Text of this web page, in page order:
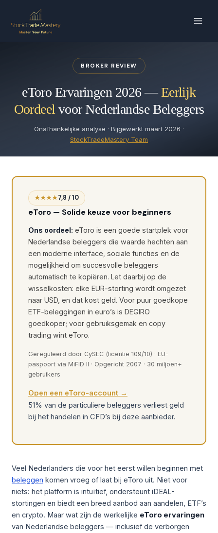
inhoud
BROKER REVIEW
eToro Ervaringen 2026 —Eerlijk
Oordeel voor Nederlandse Beleggers
Onafhankelijke analyse · Bijgewerkt maart 2026 ·
StockTradeMastery Team
★★★★7,8 / 10
eToro — Solide keuze voor beginners
Ons oordeel: eToro is een goede startplek voor
Nederlandse beleggers die waarde hechten aan
een moderne interface, sociale functies en de
mogelijkheid om succesvolle beleggers
automatisch te kopiëren. Let daarbij op de
wisselkosten: elke EUR-storting wordt omgezet
naar USD, en dat kost geld. Voor puur goedkope
ETF-beleggingen in euro’s is DEGIRO
goedkoper; voor gebruiksgemak en copy
trading wint eToro.
Gereguleerd door CySEC (licentie 109/10) · EU-
paspoort via MiFID II · Opgericht 2007 · 30 miljoen+
gebruikers
Open een eToro-account →
51% van de particuliere beleggers verliest geld
bij het handelen in CFD’s bij deze aanbieder.
Veel Nederlanders die voor het eerst willen beginnen met
beleggen komen vroeg of laat bij eToro uit. Niet voor
niets: het platform is intuïtief, ondersteunt iDEAL-
stortingen en biedt een breed aanbod aan aandelen, ETF’s
en crypto. Maar wat zijn de werkelijke eToro ervaringen
van Nederlandse beleggers — inclusief de verborgen